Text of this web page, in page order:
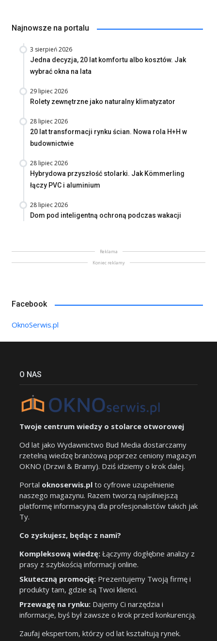
Najnowsze na portalu
3 sierpień 2026
Jedna decyzja, 20 lat komfortu albo kosztów. Jak
wybrać okna na lata
29 lipiec 2026
Rolety zewnętrzne jako naturalny klimatyzator
28 lipiec 2026
20 lat transformacji rynku ścian. Nowa rola H+H w
budownictwie
28 lipiec 2026
Hybrydowa przyszłość stolarki. Jak Kömmerling
łączy PVC i aluminium
28 lipiec 2026
Dom pod inteligentną ochroną podczas wakacji
Reklama
Koniec reklamy
Facebook
OknoSerwis.pl
O NAS
Twoje centrum wiedzy o stolarce otworowej
Od lat jako Wydawnictwo Bud Media dostarczamy
rzetelną wiedzę branżową poprzez ceniony magazyn
OKNO (Drzwi & Bramy). Dziś idziemy o krok dalej.
Portal oknoserwis.pl to cyfrowe uzupełnienie
naszego magazynu. Razem tworzą najsilniejszą
platformę informacyjną dla profesjonalistów takich jak
Ty.
Co zyskujesz, będąc z nami?
Kompleksową wiedzę: Łączymy dogłębne analizy z
prasy z szybkością informacji online.
Skuteczną promocję: Prezentujemy Twoją firmę i
produkty tam, gdzie są Twoi klienci.
Przewagę na rynku: Dajemy Ci narzędzia i
informacje, byś był zawsze o krok przed konkurencją.
Zaufaj ekspertom, którzy od lat kształtują rynek.